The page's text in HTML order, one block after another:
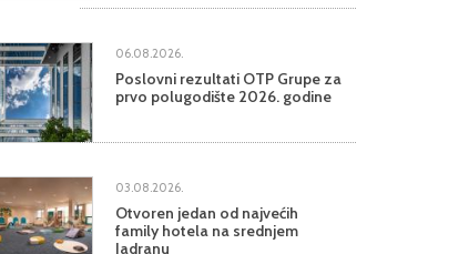
06.08.2026.
Poslovni rezultati OTP Grupe za
prvo polugodište 2026. godine
03.08.2026.
Otvoren jedan od najvećih
family hotela na srednjem
Jadranu